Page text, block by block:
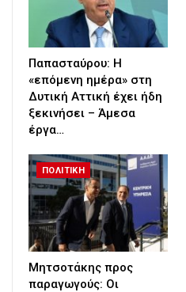
Παπασταύρου: Η
«επόμενη ημέρα» στη
Δυτική Αττική έχει ήδη
ξεκινήσει – Άμεσα
έργα…
ΠΟΛΙΤΙΚΗ
Μητσοτάκης προς
παραγωγούς: Οι